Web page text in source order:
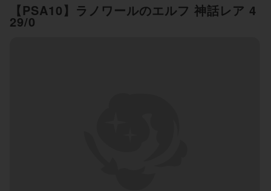
【PSA10】ラノワールのエルフ 神話レア 4
29/0